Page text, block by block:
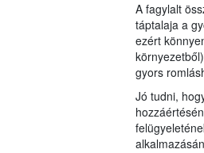
A fagylalt
táptalaja a
ezért
gyors
Jó tudni,